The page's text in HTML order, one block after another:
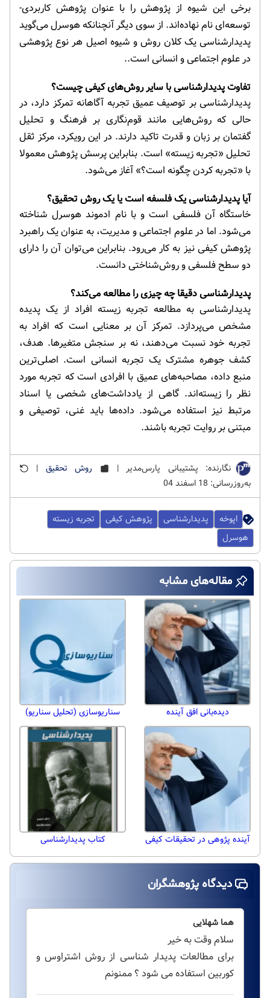
برخی این شیوه از پژوهش را با عنوان پژوهش کاربردی-
توسعه‌ای نام نهاده‌اند. از سوی دیگر آنچنانکه هوسرل می‌گوید
پدیدارشناسی یک کلان روش و شیوه اصیل هر نوع پژوهشی
در علوم اجتماعی و انسانی است..
تفاوت پدیدارشناسی با سایر روش‌های کیفی چیست؟
پدیدارشناسی بر توصیف عمیق تجربه آگاهانه تمرکز دارد، در
حالی که روش‌هایی مانند قوم‌نگاری بر فرهنگ و تحلیل
گفتمان بر زبان و قدرت تاکید دارند. در این رویکرد، مرکز ثقل
تحلیل «تجربه زیسته» است. بنابراین پرسش پژوهش معمولا
با «تجربه کردن چگونه است؟» آغاز می‌شود.
آیا پدیدارشناسی یک فلسفه است یا یک روش تحقیق؟
خاستگاه آن فلسفی است و با نام ادموند هوسرل شناخته
می‌شود. اما در علوم اجتماعی و مدیریت، به عنوان یک راهبرد
پژوهش کیفی نیز به کار می‌رود. بنابراین می‌توان آن را دارای
دو سطح فلسفی و روش‌شناختی دانست.
پدیدارشناسی دقیقا چه چیزی را مطالعه می‌کند؟
پدیدارشناسی به مطالعه تجربه زیسته افراد از یک پدیده
مشخص می‌پردازد. تمرکز آن بر معنایی است که افراد به
تجربه خود نسبت می‌دهند، نه بر سنجش متغیرها. هدف،
کشف جوهره مشترک یک تجربه انسانی است. اصلی‌ترین
منبع داده، مصاحبه‌های عمیق با افرادی است که تجربه مورد
نظر را زیسته‌اند. گاهی از یادداشت‌های شخصی یا اسناد
مرتبط نیز استفاده می‌شود. داده‌ها باید غنی، توصیفی و
مبتنی بر روایت تجربه باشند.
نگارنده: پشتیبانی پارس‌مدیر | روش تحقیق |
به‌روزرسانی: 18 اسفند 04
اپوخه پدیدارشناسی پژوهش کیفی
تجربه زیسته
هوسرل
مقاله‌های مشابه
دیده‌بانی افق آینده سناریوسازی (تحلیل سناریو)
آینده پژوهی در تحقیقات کیفی کتاب پدیدارشناسی
دیدگاه پژوهشگران
هما شهلایی
سلام وقت به خیر
برای مطالعات پدیدار شناسی از روش اشتراوس و
کوربین استفاده می شود ؟ ممنونم